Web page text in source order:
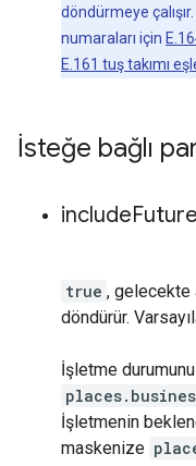
döndürmeye
numaraları için
E.161 tuş takımı
İsteğe bağlı
includeFuture
true , gelecekte
döndürür.
İşletme
İşletmenin
maskenize